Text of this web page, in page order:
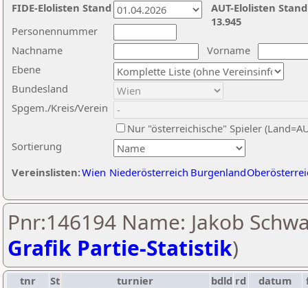
Nachname
Vorname
Ebene
Sortierung
Personennummer
Bundesland
Spgem./Kreis/Verein
Nur "österreichische" Spieler
Vereinslisten:Wien Niederösterreich Burgenland
AUT-Elolisten
13.945
FIDE-Elolisten Stand
Pnr:146194 Name: Jakob
Grafik Partie-Statistik)
tnr St turnier bdld rd datum